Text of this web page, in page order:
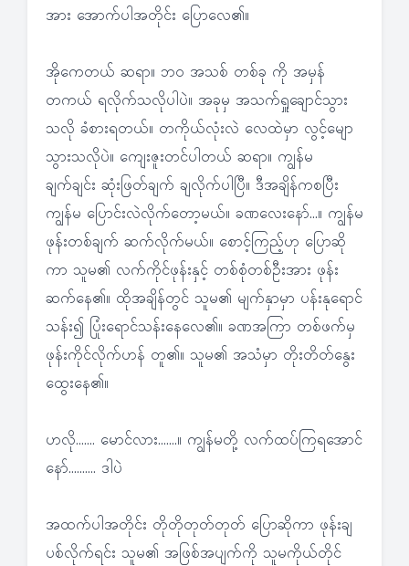
အား အောက်ပါအတိုင်း ပြောလေ၏။
အိုကေတယ် ဆရာ။ ဘ၀ အသစ် တစ်ခု ကို အမှန်
တကယ် ရလိုက်သလိုပါပဲ။ အခုမှ အသက်ရှူချောင်သွား
သလို ခံစားရတယ်။ တကိုယ်လုံးလဲ လေထဲမှာ လွင့်မျော
သွားသလိုပဲ။ ကျေးဇူးတင်ပါတယ် ဆရာ။ ကျွန်မ
ချက်ချင်း ဆုံးဖြတ်ချက် ချလိုက်ပါပြီ။ ဒီအချိန်ကစပြီး
ကျွန်မ ပြောင်းလဲလိုက်တော့မယ်။ ခဏလေးနော်…။ ကျွန်မ
ဖုန်းတစ်ချက် ဆက်လိုက်မယ်။ စောင့်ကြည့်ဟု ပြောဆို
ကာ သူမ၏ လက်ကိုင်ဖုန်းနှင့် တစ်စုံတစ်ဦးအား ဖုန်း
ဆက်နေ၏။ ထိုအချိန်တွင် သူမ၏ မျက်နှာမှာ ပန်းနုရောင်
သန်း၍ ပြုံးရောင်သန်းနေလေ၏။ ခဏအကြာ တစ်ဖက်မှ
ဖုန်းကိုင်လိုက်ဟန် တူ၏။ သူမ၏ အသံမှာ တိုးတိတ်နွေး
ထွေးနေ၏။
ဟလို……. မောင်လား…….။ ကျွန်မတို့ လက်ထပ်ကြရအောင်
နော်………. ဒါပဲ
အထက်ပါအတိုင်း တိုတိုတုတ်တုတ် ပြောဆိုကာ ဖုန်းချ
ပစ်လိုက်ရင်း သူမ၏ အဖြစ်အပျက်ကို သူမကိုယ်တိုင်